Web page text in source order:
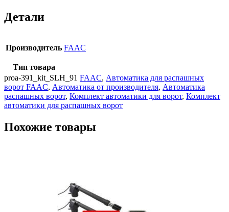
Детали
Производитель FAAC
Тип товара
proa-391_kit_SLH_91 FAAC, Автоматика для распашных
ворот FAAC, Автоматика от производителя, Автоматика
распашных ворот, Комплект автоматики для ворот, Комплект
автоматики для распашных ворот
Похожие товары